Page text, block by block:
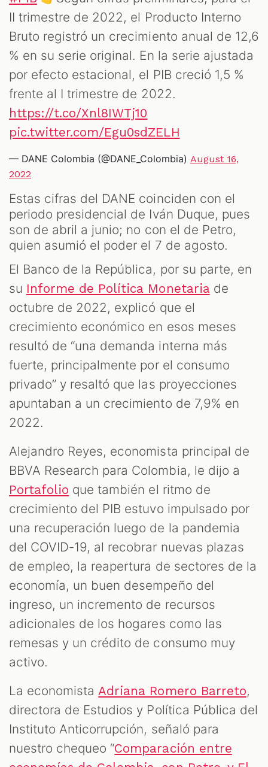
II trimestre de 2022, el Producto Interno
Bruto registró un crecimiento anual de 12,6
% en su serie original. En la serie ajustada
por efecto estacional, el PIB creció 1,5 %
frente al I trimestre de 2022.
https://t.co/Xnl8IWTj10
pic.twitter.com/Egu0sdZELH
— DANE Colombia (@DANE_Colombia) August 16,
2022
Estas cifras del DANE coinciden con el
periodo presidencial de Iván Duque, pues
son de abril a junio; no con el de Petro,
quien asumió el poder el 7 de agosto.
El Banco de la República, por su parte, en
su Informe de Política Monetariade
octubre de 2022, explicó que el
crecimiento económico en esos meses
resultó de “una demanda interna más
fuerte, principalmente por el consumo
privado” y resaltó que las proyecciones
apuntaban a un crecimiento de 7,9% en
2022.
Alejandro Reyes, economista principal de
BBVA Research para Colombia, le dijo a
Portafolio que también el ritmo de
crecimiento del PIB estuvo impulsado por
una recuperación luego de la pandemia
del COVID-19, al recobrar nuevas plazas
de empleo, la reapertura de sectores de la
economía, un buen desempeño del
ingreso, un incremento de recursos
adicionales de los hogares como las
remesas y un crédito de consumo muy
activo.
La economistaAdriana Romero Barreto,
directora de Estudios y Política Pública del
Instituto Anticorrupción, señaló para
nuestro chequeo “Comparación entre